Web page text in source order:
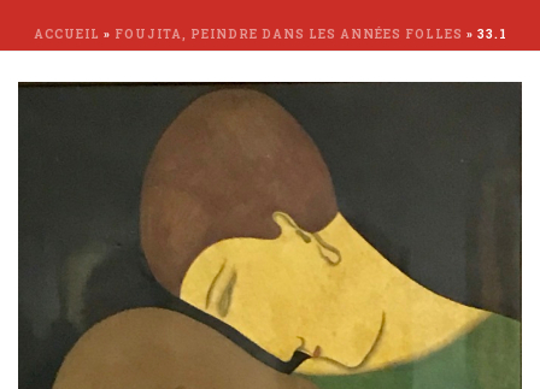
ACCUEIL » FOUJITA, PEINDRE DANS LES ANNÉES FOLLES » 33.1